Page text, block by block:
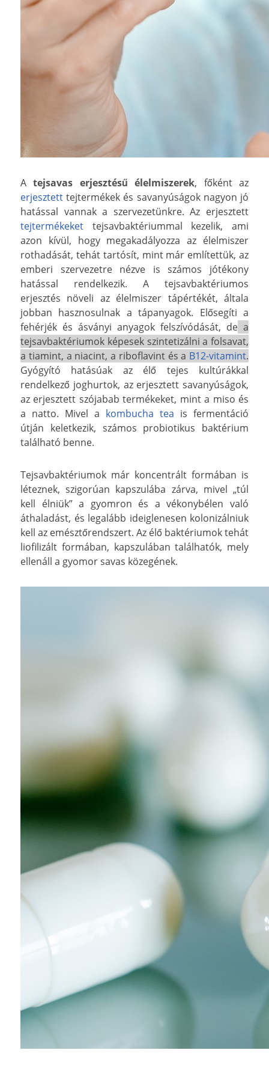
Atejsavas erjesztésű élelmiszerek, főként az
erjesztett tejtermékek és savanyúságok nagyon jó
hatással vannak a szervezetünkre. Az erjesztett
tejtermékeket tejsavbaktériummal kezelik, ami
azon kívül, hogy megakadályozza az élelmiszer
rothadását, tehát tartósít, mint már említettük, az
emberi szervezetre nézve is számos jótékony
hatással rendelkezik. A tejsavbaktériumos
erjesztés növeli az élelmiszer tápértékét, általa
jobban hasznosulnak a tápanyagok. Elősegíti a
fehérjék és ásványi anyagok felszívódását, de a
tejsavbaktériumok képesek szintetizálni a folsavat,
a tiamint, a niacint, a riboflavint és a B12-vitamint.
Gyógyító hatásúak az élő tejes kultúrákkal
rendelkező joghurtok, az erjesztett savanyúságok,
az erjesztett szójabab termékeket, mint a miso és
a natto. Mivel a kombucha tea is fermentáció
útján keletkezik, számos probiotikus baktérium
található benne.
Tejsavbaktériumok már koncentrált formában is
léteznek, szigorúan kapszulába zárva, mivel „túl
kell élniük” a gyomron és a vékonybélen való
áthaladást, és legalább ideiglenesen kolonizálniuk
kell az emésztőrendszert. Az élő baktériumok tehát
liofilizált formában, kapszulában találhatók, mely
ellenáll a gyomor savas közegének.